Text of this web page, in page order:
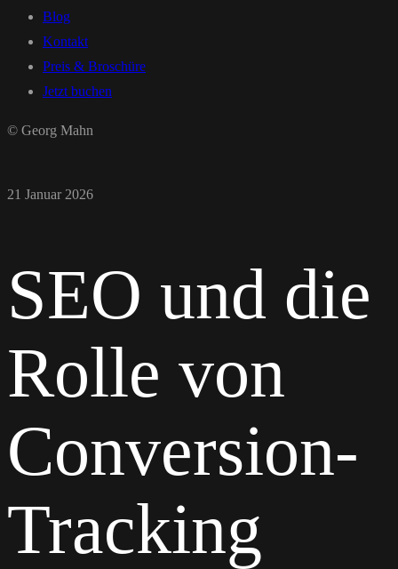
Blog
Kontakt
Preis & Broschüre
Jetzt buchen
© Georg Mahn
21 Januar 2026
SEO und die
Rolle von
Conversion-
Tracking